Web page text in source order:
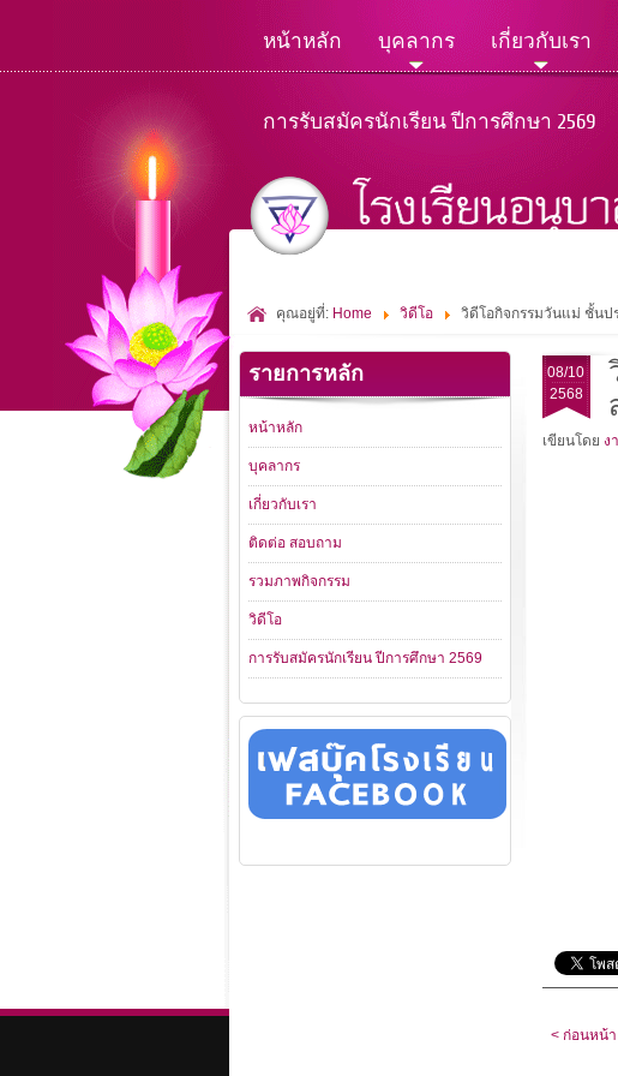
หน้าหลัก บุคลากร เกี่ยวกับเรา
การรับสมัครนักเรียน ปีการศึกษา 2569
คุณอยู่ที่: Home วิดีโอ วิดีโอกิจกรรมวันแม่ ชั้นป
08/10
2568
เขียนโดย ง
< ก่อนหน้า
รายการหลัก
หน้าหลัก
บุคลากร
เกี่ยวกับเรา
ติดต่อ สอบถาม
รวมภาพกิจกรรม
วิดีโอ
การรับสมัครนักเรียน ปีการศึกษา 2569